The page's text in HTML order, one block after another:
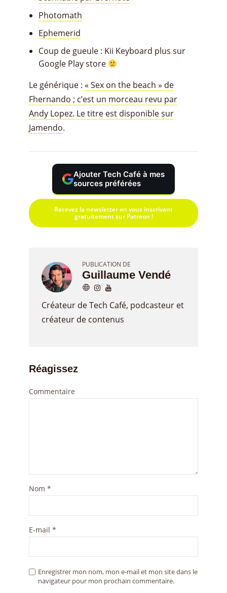
Photomath
Ephemerid
Coup de gueule : Kii Keyboard plus sur
Google Play store
Le générique : « Sex on the beach » de
Fhernando ; c’est un morceau revu par
Andy Lopez. Le titre est disponible sur
Jamendo.
Ajouter Tech Café à mes
sources préférées
Recevez la newsletter en vous inscrivant
gratuitement sur Patreon !
PUBLICATION DE
Guillaume Vendé
Créateur de Tech Café, podcasteur et
créateur de contenus
Réagissez
Commentaire
Nom *
E-mail *
Enregistrer mon nom, mon e-mail et mon site dans le
navigateur pour mon prochain commentaire.